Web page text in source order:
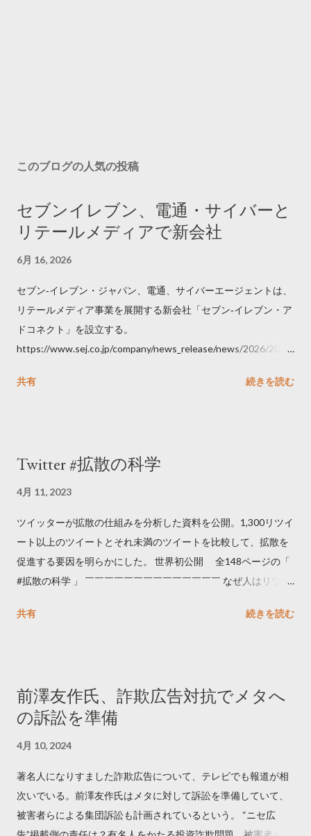
このブログの人気の投稿
セブンイレブン、電通・サイバーと
リテールメディアで新会社
6月 16, 2026
セブン‐イレブン・ジャパン、電通、サイバーエージェントは、
リテールメディア事業を展開する新会社「セブン‐イレブン・ア
ドコネクト」を設立する。
https://www.sej.co.jp/company/news_release/news/2026/2026
共有
続きを読む
Twitter #拡散の科学
4月 11, 2023
ツイッターが拡散の仕組みを分析した資料を公開。1,300リツイ
ート以上のツイートとそれ未満のツイートを比較して、拡散を
促進する要因を明らかにした。 世界初公開 全148ページの「
#拡散の科学 」 ￣￣￣￣￣￣￣￣￣￣￣￣￣￣ なぜ人はリツイ
学しました。 ー バズの目安は1300リツイート ー 人は16の熱量
トするのか？ https://marketing.twitter.com/ja/insights/kakusan
共有 続きを読む
前澤友作氏、詐欺広告対抗でメタへ
の訴訟を準備
4月 10, 2024
著名人になりすました詐欺広告について、テレビでも報道が相
次いでいる。前澤友作氏はメタに対して訴訟を準備していて、
被害者らによる集団訴訟も計画されているという。 “ニセ広